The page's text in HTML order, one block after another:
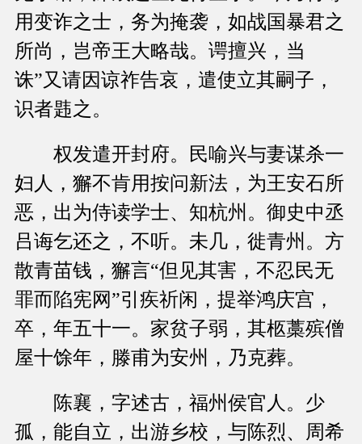
用变诈之士，务为掩袭，如战国暴君之
所尚，岂帝王大略哉。谔擅兴，当
诛”又请因谅祚告哀，遣使立其嗣子，
识者韪之。
权发遣开封府。民喻兴与妻谋杀一
妇人，獬不肯用按问新法，为王安石所
恶，出为侍读学士、知杭州。御史中丞
吕诲乞还之，不听。未几，徙青州。方
散青苗钱，獬言“但见其害，不忍民无
罪而陷宪网”引疾祈闲，提举鸿庆宫，
卒，年五十一。家贫子弱，其柩藁殡僧
屋十馀年，滕甫为安州，乃克葬。
陈襄，字述古，福州侯官人。少
孤，能自立，出游乡校，与陈烈、周希